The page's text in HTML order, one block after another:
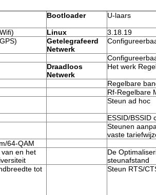
Bootloader U-laars
Linux
3.18.19
Getelegrafeerd
Netwerk
Draadloos
Netwerk
Het werk
Regelbare
Rf-Regelbare
Steun ad hoc
ESSID/BSSID
Steunen
vaste
64-QAM
en het
De
steunafstand
tot
Steun RTS/